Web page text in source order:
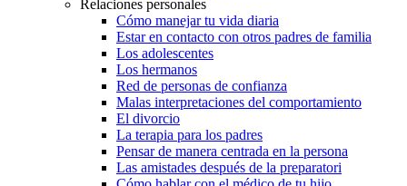
Relaciones personales
Cómo manejar tu vida diaria
Estar en contacto con otros padres de familia
Los adolescentes
Los hermanos
Red de personas de confianza
Malas interpretaciones del comportamiento
El divorcio
La terapia para los padres
Pensar de manera centrada en la persona
Las amistades después de la preparatori